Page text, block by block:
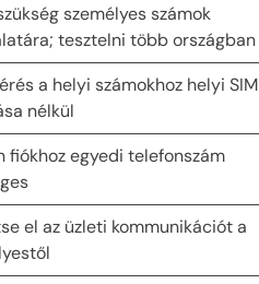
személyes számok
tesztelni több országban
a helyi számokhoz helyi SIM
nélkül
fiókhoz egyedi telefonszám
el az üzleti kommunikációt a